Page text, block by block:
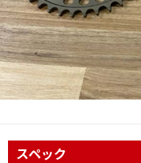
スペック